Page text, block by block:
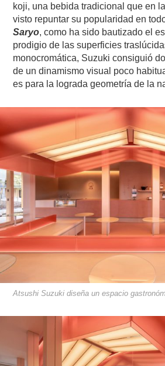
koji, una bebida tradicional que en
visto repuntar su popularidad en
Saryo, como ha sido bautizado el
prodigio de las superficies
monocromática, Suzuki consiguió
de un dinamismo visual poco
es para la lograda geometría de la
Atsushi Suzuki diseña un espacio